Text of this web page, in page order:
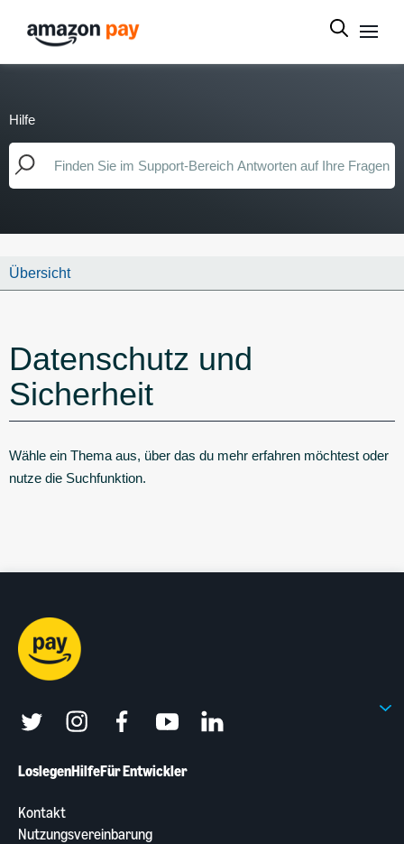
Hilfe
Übersicht
Datenschutz und
Sicherheit
Wähle ein Thema aus, über das du mehr erfahren möchtest oder
nutze die Suchfunktion.
LoslegenHilfeFür Entwickler
Kontakt
Nutzungsvereinbarung
twitter instagramfacebookyoutubelinkedin